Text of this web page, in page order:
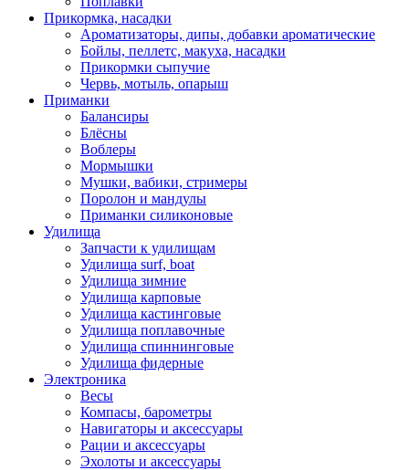
Прикормка, насадки
Ароматизаторы, дипы, добавки ароматические
Бойлы, пеллетс, макуха, насадки
Прикормки сыпучие
Червь, мотыль, опарыш
Приманки
Балансиры
Блёсны
Воблеры
Мормышки
Мушки, вабики, стримеры
Поролон и мандулы
Приманки силиконовые
Удилища
Запчасти к удилищам
Удилища surf, boat
Удилища зимние
Удилища карповые
Удилища кастинговые
Удилища поплавочные
Удилища спиннинговые
Удилища фидерные
Электроника
Весы
Компасы, барометры
Навигаторы и аксессуары
Рации и аксессуары
Эхолоты и аксессуары